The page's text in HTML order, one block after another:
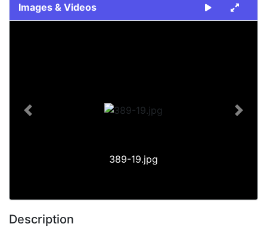
Images & Videos
389-19.jpg
Previous Next
Description